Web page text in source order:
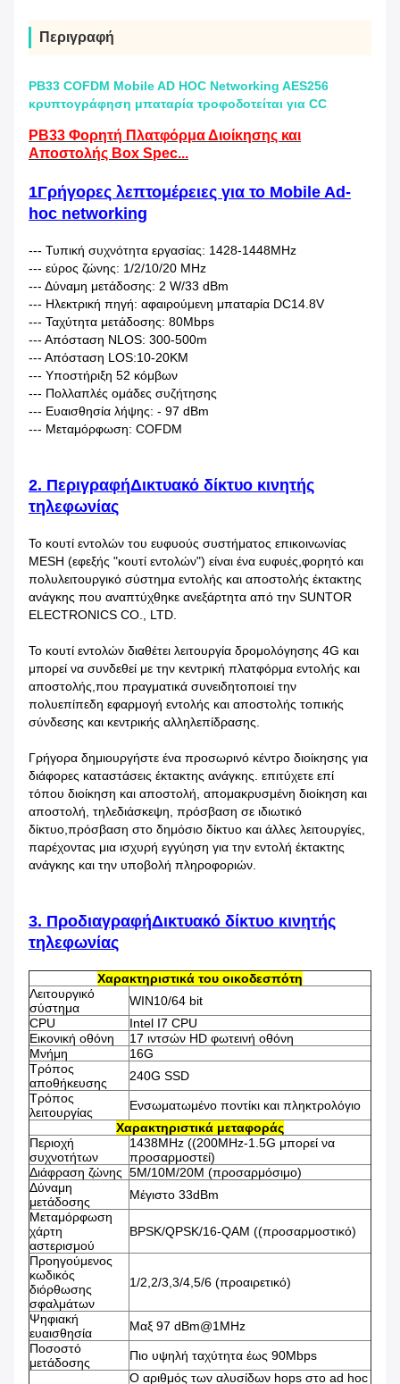
Περιγραφή
PB33 COFDM Mobile AD HOC Networking AES256
κρυπτογράφηση μπαταρία τροφοδοτείται για CC
PB33 Φορητή Πλατφόρμα Διοίκησης και
Αποστολής Box Spec...
1Γρήγορες λεπτομέρειες για το Mobile Ad-
hoc networking
--- Τυπική συχνότητα εργασίας: 1428-1448MHz
--- εύρος ζώνης: 1/2/10/20 MHz
--- Δύναμη μετάδοσης: 2 W/33 dBm
--- Ηλεκτρική πηγή: αφαιρούμενη μπαταρία DC14.8V
--- Ταχύτητα μετάδοσης: 80Mbps
--- Απόσταση NLOS: 300-500m
--- Απόσταση LOS:10-20KM
--- Υποστήριξη 52 κόμβων
--- Πολλαπλές ομάδες συζήτησης
--- Ευαισθησία λήψης: - 97 dBm
--- Μεταμόρφωση: COFDM
2. ΠεριγραφήΔικτυακό δίκτυο κινητής
τηλεφωνίας
Το κουτί εντολών του ευφυούς συστήματος επικοινωνίας
MESH (εφεξής "κουτί εντολών") είναι ένα ευφυές,φορητό και
πολυλειτουργικό σύστημα εντολής και αποστολής έκτακτης
ανάγκης που αναπτύχθηκε ανεξάρτητα από την SUNTOR
ELECTRONICS CO., LTD.
Το κουτί εντολών διαθέτει λειτουργία δρομολόγησης 4G και
μπορεί να συνδεθεί με την κεντρική πλατφόρμα εντολής και
αποστολής,που πραγματικά συνειδητοποιεί την
πολυεπίπεδη εφαρμογή εντολής και αποστολής τοπικής
σύνδεσης και κεντρικής αλληλεπίδρασης.
Γρήγορα δημιουργήστε ένα προσωρινό κέντρο διοίκησης για
διάφορες καταστάσεις έκτακτης ανάγκης. επιτύχετε επί
τόπου διοίκηση και αποστολή, απομακρυσμένη διοίκηση και
αποστολή, τηλεδιάσκεψη, πρόσβαση σε ιδιωτικό
δίκτυο,πρόσβαση στο δημόσιο δίκτυο και άλλες λειτουργίες,
παρέχοντας μια ισχυρή εγγύηση για την εντολή έκτακτης
ανάγκης και την υποβολή πληροφοριών.
3. ΠροδιαγραφήΔικτυακό δίκτυο κινητής
τηλεφωνίας
Χαρακτηριστικά του οικοδεσπότη
Λειτουργικό
σύστημα
WIN10/64 bit
CPU
Intel I7 CPU
Εικονική οθόνη
17 ιντσών HD φωτεινή οθόνη
Μνήμη
16G
Τρόπος
αποθήκευσης
240G SSD
Τρόπος
λειτουργίας
Ενσωματωμένο ποντίκι και πληκτρολόγιο
Χαρακτηριστικά μεταφοράς
Περιοχή
συχνοτήτων
1438MHz ((200MHz-1.5G μπορεί να
προσαρμοστεί)
Διάφραση ζώνης 5M/10M/20M (προσαρμόσιμο)
Δύναμη
μετάδοσης
Μέγιστο 33dBm
Μεταμόρφωση
χάρτη
αστερισμού
BPSK/QPSK/16-QAM ((προσαρμοστικό)
Προηγούμενος
κωδικός
διόρθωσης
σφαλμάτων
1/2,2/3,3/4,5/6 (προαιρετικό)
Ψηφιακή
ευαισθησία
Μαξ 97 dBm@1MHz
Ποσοστό
μετάδοσης
Πιο υψηλή ταχύτητα έως 90Mbps
Ο αριθμός των αλυσίδων hops στο ad hoc